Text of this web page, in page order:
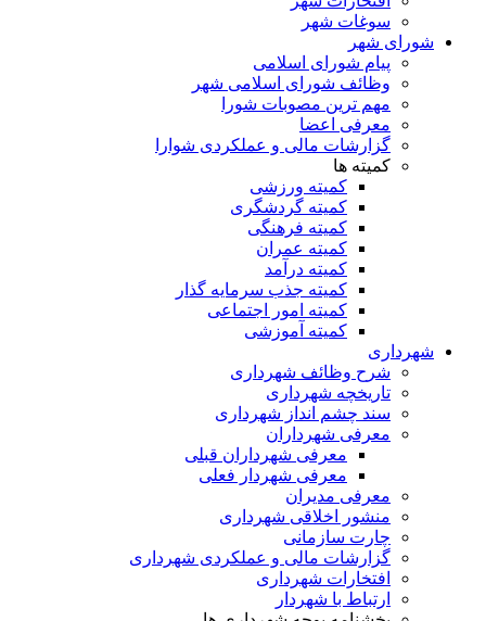
سوغات شهر
شورای شهر
پیام شورای اسلامی
وظائف شورای اسلامی شهر
مهم ترین مصوبات شورا
معرفی اعضا
گزارشات مالی و عملکردی شوارا
کمیته ها
کمیته ورزشی
کمیته گردشگری
کمیته فرهنگی
کمیته عمران
کمیته درآمد
کمیته جذب سرمایه گذار
کمیته امور اجتماعی
کمیته آموزشی
شهرداری
شرح وظائف شهرداری
تاریخچه شهرداری
سند چشم انداز شهرداری
معرفی شهرداران
معرفی شهرداران قبلی
معرفی شهردار فعلی
معرفی مدیران
منشور اخلاقی شهرداری
چارت سازمانی
گزارشات مالی و عملکردی شهرداری
افتخارات شهرداری
ارتباط با شهردار